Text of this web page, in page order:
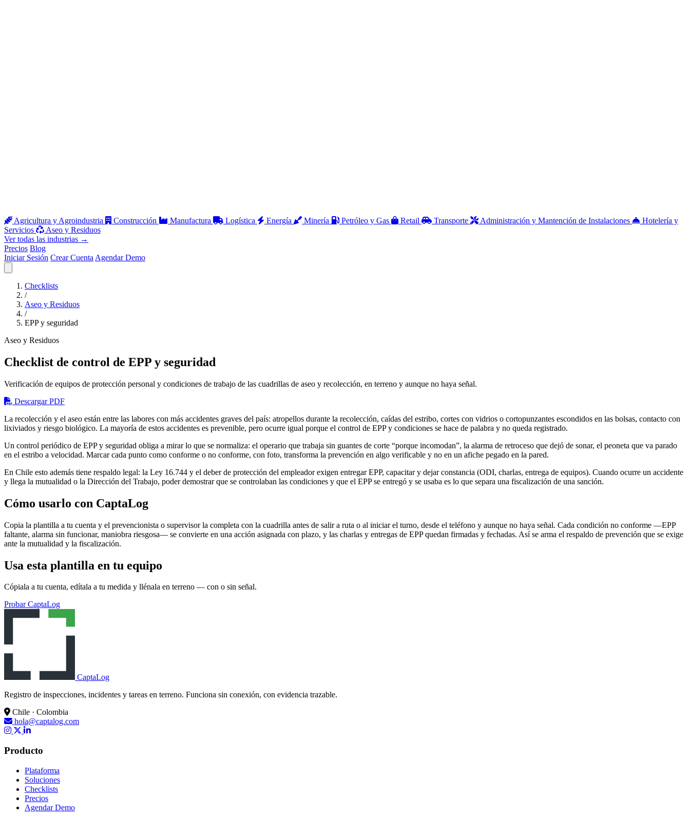
Agricultura y Agroindustria Construcción Manufactura Logística Energía Minería Petróleo y Gas Retail Transporte Administración y Mantención de Instalaciones
Hotelería y
Servicios
Aseo y Residuos
Ver todas las industrias →
Precios Blog
Iniciar Sesión Crear Cuenta Agendar Demo
Checklists
/
Aseo y Residuos
/
EPP y seguridad
Aseo y Residuos
Checklist de control de EPP y seguridad
Verificación de equipos de protección personal y condiciones de trabajo de las cuadrillas de aseo y recolección, en terreno y aunque no haya señal.
Descargar PDF
La recolección y el aseo están entre las labores con más accidentes graves del país: atropellos durante la recolección, caídas del estribo, cortes con vidrios o cortopunzantes escondidos en las bolsas, contacto con
lixiviados y riesgo biológico. La mayoría de estos accidentes es prevenible, pero ocurre igual porque el control de EPP y condiciones se hace de palabra y no queda registrado.
Un control periódico de EPP y seguridad obliga a mirar lo que se normaliza: el operario que trabaja sin guantes de corte “porque incomodan”, la alarma de retroceso que dejó de sonar, el peoneta que va parado
en el estribo a velocidad. Marcar cada punto como conforme o no conforme, con foto, transforma la prevención en algo verificable y no en un afiche pegado en la pared.
En Chile esto además tiene respaldo legal: la Ley 16.744 y el deber de protección del empleador exigen entregar EPP, capacitar y dejar constancia (ODI, charlas, entrega de equipos). Cuando ocurre un accidente
y llega la mutualidad o la Dirección del Trabajo, poder demostrar que se controlaban las condiciones y que el EPP se entregó y se usaba es lo que separa una fiscalización de una sanción.
Cómo usarlo con CaptaLog
Copia la plantilla a tu cuenta y el prevencionista o supervisor la completa con la cuadrilla antes de salir a ruta o al iniciar el turno, desde el teléfono y aunque no haya señal. Cada condición no conforme —EPP
faltante, alarma sin funcionar, maniobra riesgosa— se convierte en una acción asignada con plazo, y las charlas y entregas de EPP quedan firmadas y fechadas. Así se arma el respaldo de prevención que se exige
ante la mutualidad y la fiscalización.
Usa esta plantilla en tu equipo
Cópiala a tu cuenta, edítala a tu medida y llénala en terreno — con o sin señal.
Probar CaptaLog
CaptaLog
Registro de inspecciones, incidentes y tareas en terreno. Funciona sin conexión, con evidencia trazable.
Chile · Colombia
hola@captalog.com
Producto
Plataforma
Soluciones
Checklists
Precios
Agendar Demo